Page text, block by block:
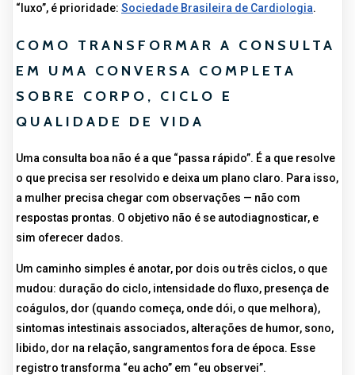
“luxo”, é prioridade: Sociedade Brasileira de Cardiologia.
COMO TRANSFORMAR A CONSULTA
EM UMA CONVERSA COMPLETA
SOBRE CORPO, CICLO E
QUALIDADE DE VIDA
Uma consulta boa não é a que “passa rápido”. É a que resolve
o que precisa ser resolvido e deixa um plano claro. Para isso,
a mulher precisa chegar com observações — não com
respostas prontas. O objetivo não é se autodiagnosticar, e
sim oferecer dados.
Um caminho simples é anotar, por dois ou três ciclos, o que
mudou: duração do ciclo, intensidade do fluxo, presença de
coágulos, dor (quando começa, onde dói, o que melhora),
sintomas intestinais associados, alterações de humor, sono,
libido, dor na relação, sangramentos fora de época. Esse
registro transforma “eu acho” em “eu observei”.